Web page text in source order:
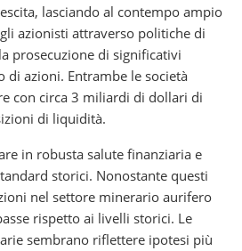
lasciando al contempo ampio
azionisti attraverso politiche di
prosecuzione di significativi
azioni. Entrambe le società
con circa 3 miliardi di dollari di
di liquidità.
in robusta salute finanziaria e
storici. Nonostante questi
nel settore minerario aurifero
rispetto ai livelli storici. Le
sembrano riflettere ipotesi più